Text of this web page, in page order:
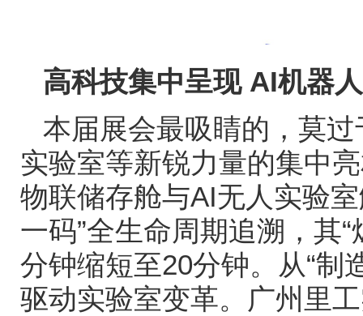
高科技集中呈现AI机器
本届展会最吸睛的，莫
实验室等新锐力量的集中
物联储存舱与AI无人实验
一码”全生命周期追溯，其“
分钟缩短至20分钟。从“制
驱动实验室变革。广州里